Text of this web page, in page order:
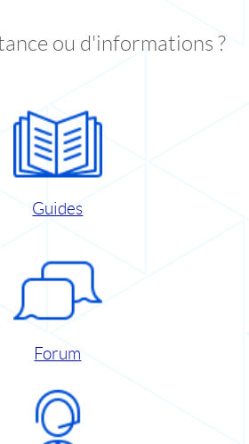
ou d'informations ?
Guides
Forum